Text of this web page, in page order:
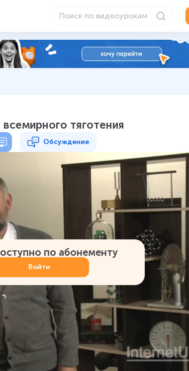
тяготения
Обсуждение
по абонементу
Войти